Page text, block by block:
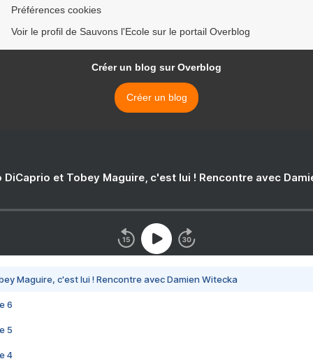
Préférences cookies
Voir le profil de Sauvons l'Ecole sur le portail Overblog
Créer un blog sur Overblog
Créer un blog
DiCaprio et Tobey Maguire, c'est lui ! Rencontre avec
Maguire, c'est lui ! Rencontre avec Damien Witecka
6
5
4